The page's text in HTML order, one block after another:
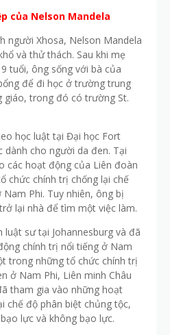
của Nelson Mandela
người Xhosa, Nelson Mandela
và thử thách. Sau khi mẹ
tuổi, ông sống với bà của
để đi học ở trường trung
giáo, trong đó có trường St.
học luật tại Đại học Fort
cho người da đen. Tại
các hoạt động của Liên đoàn
chức chính trị chống lại chế
Phi. Tuy nhiên, ông bị
lại nhà để tìm một việc làm.
luật sư tại Johannesburg và đã
chính trị nổi tiếng ở Nam
trong những tổ chức chính trị
ở Nam Phi, Liên minh Châu
tham gia vào những hoạt
chế độ phân biệt chủng tộc,
lực và không bạo lực.